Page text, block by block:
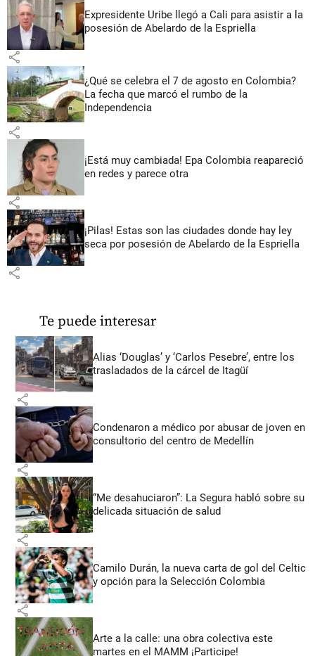
Expresidente Uribe llegó a Cali para asistir a la
posesión de Abelardo de la Espriella
share
¿Qué se celebra el 7 de agosto en Colombia?
La fecha que marcó el rumbo de la
Independencia
share
¡Está muy cambiada! Epa Colombia reapareció
en redes y parece otra
share
¡Pilas! Estas son las ciudades donde hay ley
seca por posesión de Abelardo de la Espriella
share
Te puede interesar
Alias ‘Douglas’ y ‘Carlos Pesebre’, entre los
trasladados de la cárcel de Itagüí
share
Condenaron a médico por abusar de joven en
consultorio del centro de Medellín
share
“Me desahuciaron”: La Segura habló sobre su
delicada situación de salud
share
Camilo Durán, la nueva carta de gol del Celtic
y opción para la Selección Colombia
share
Arte a la calle: una obra colectiva este
martes en el MAMM ¡Participe!